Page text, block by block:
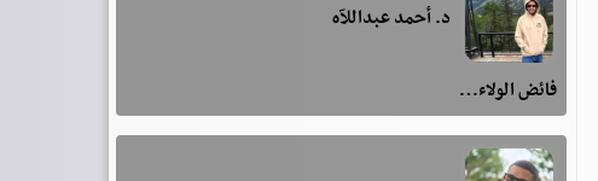
د. أحمد عبداللآه
فائض الولاء…